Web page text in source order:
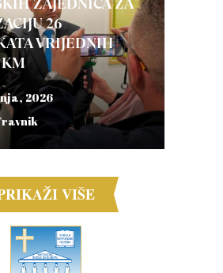
26
VRIJEDNIH
KM
2026
VIŠE